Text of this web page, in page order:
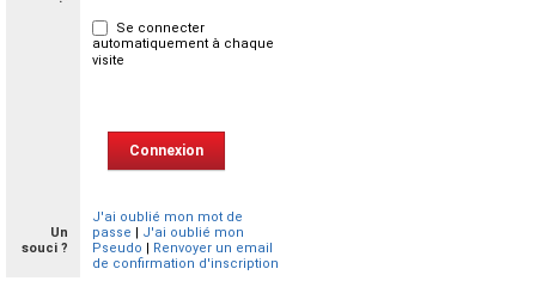
Se connecter
automatiquement à chaque
visite
Un
souci ?
J'ai oublié mon mot de
passe | J'ai oublié mon
Pseudo | Renvoyer un email
de confirmation d'inscription